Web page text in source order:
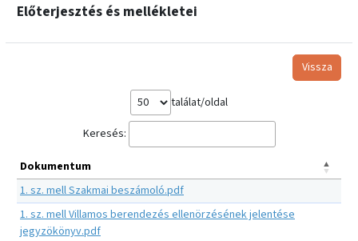
Előterjesztés és mellékletei
Vissza
találat/oldal
Keresés:
Dokumentum
1. sz. mell Szakmai beszámoló.pdf
1. sz. mell Villamos berendezés ellenörzésének jelentése
jegyzökönyv.pdf